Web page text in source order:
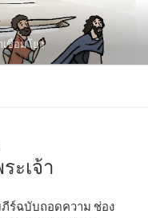
ชื่อมโยง
ะเจ้า
ร์ฉบับถอดความ ช่อง